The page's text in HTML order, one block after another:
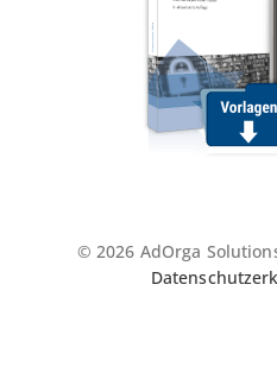
© 2026 AdOrga